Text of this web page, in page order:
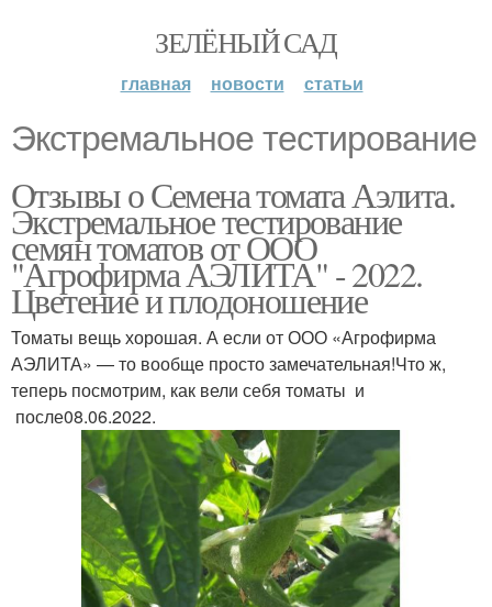
ЗЕЛЁНЫЙ САД
главная новости статьи
Экстремальное тестирование
Отзывы о Семена томата Аэлита.
Экстремальное тестирование
семян томатов от ООО
"Агрофирма АЭЛИТА" - 2022.
Цветение и плодоношение
Томаты вещь хорошая. А если от ООО «Агрофирма
АЭЛИТА» — то вообще просто замечательная!Что ж,
теперь посмотрим, как вели себя томаты и
после08.06.2022.